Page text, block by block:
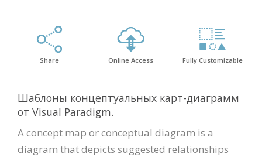
Share Online Access Fully Customizable
Шаблоны концептуальных карт-диаграмм
от Visual Paradigm.
A concept map or conceptual diagram is a
diagram that depicts suggested relationships